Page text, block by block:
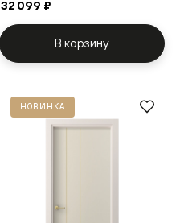
32 099 ₽
В корзину
НОВИНКА